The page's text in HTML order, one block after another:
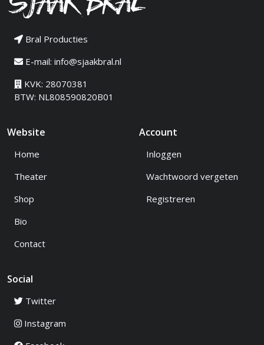
Bral Producties
E-mail: info@sjaakbral.nl
KVK: 28070381
BTW: NL808590820B01
Website
Home
Theater
Shop
Bio
Contact
Account
Inloggen
Wachtwoord vergeten
Registreren
Social
Twitter
Instagram